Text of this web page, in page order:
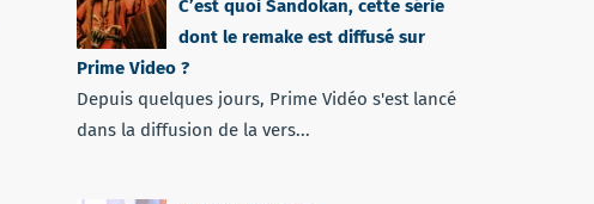
C’est quoi Sandokan, cette série
dont le remake est diffusé sur
Prime Video ?
Depuis quelques jours, Prime Vidéo s'est lancé
dans la diffusion de la vers...